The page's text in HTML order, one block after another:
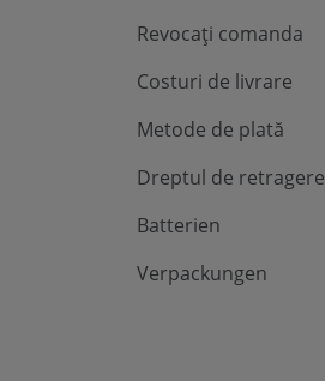
Revocați comanda
Costuri de livrare
Metode de plată
Dreptul de retragere
Batterien
Verpackungen